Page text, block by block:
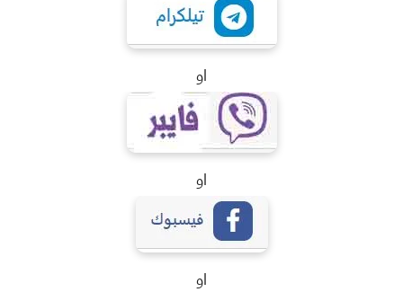
او
او
او